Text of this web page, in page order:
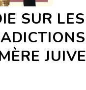
SUR LES
JUIVE